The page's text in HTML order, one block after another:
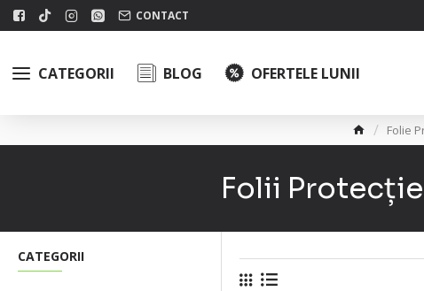
CONTACT
CATEGORII BLOG OFERTELE LUNII
Folie
Folii
CATEGORII